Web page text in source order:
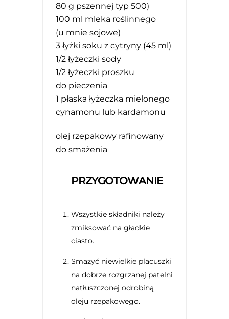
80 g pszennej typ 500)
100 ml mleka roślinnego
(u mnie sojowe)
3 łyżki soku z cytryny (45 ml)
1/2 łyżeczki sody
1/2 łyżeczki proszku
do pieczenia
1 płaska łyżeczka mielonego
cynamonu lub kardamonu
olej rzepakowy rafinowany
do smażenia
PRZYGOTOWANIE
Wszystkie składniki należy
zmiksować na gładkie
ciasto.
Smażyć niewielkie placuszki
na dobrze rozgrzanej patelni
natłuszczonej odrobiną
oleju rzepakowego.